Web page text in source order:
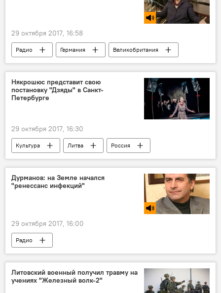
29 октября 2017, 16:58
Радио Германия
Великобритания
Европа
Лариса Овчаренко
трансгендеры
Някрошюс представит свою
постановку "Дзяды" в Санкт-
Петербурге
29 октября 2017, 16:30
Культура Литва
Россия
Польша
Санкт-Петербург
театральное представление
Дурманов: на Земле начался
"ренессанс инфекций"
29 октября 2017, 16:00
Радио
Литовский военный получил травму на
учениях "Железный волк-2"